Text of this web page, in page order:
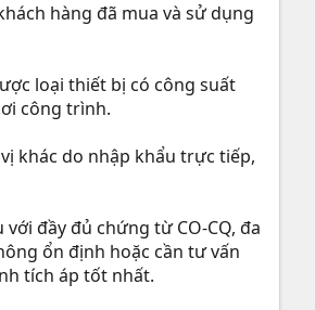
hàng đã mua và sử dụng
loại thiết bị có công suất
công trình.
khác do nhập khẩu trực tiếp,
đầy đủ chứng từ CO-CQ, đa
ổn định hoặc cần tư vấn
tích áp tốt nhất.